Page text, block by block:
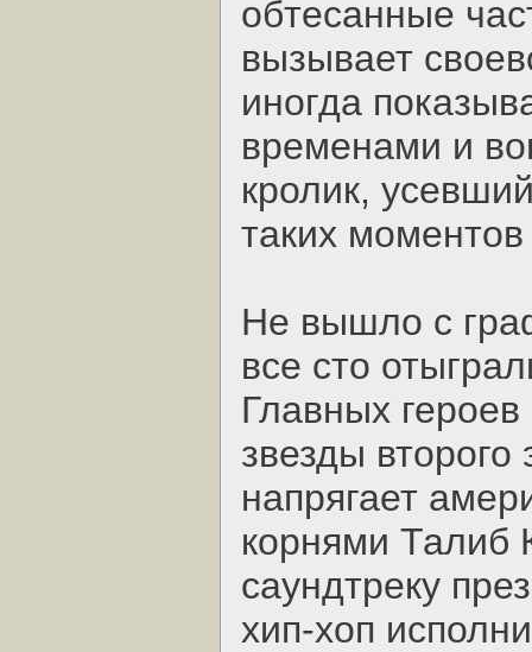
обтесанные
вызывает
иногда
временами и
кролик,
таких
Не вышло с
все сто
Главных героев
звезды
напрягает
корнями Талиб
саундтреку
хип-хоп